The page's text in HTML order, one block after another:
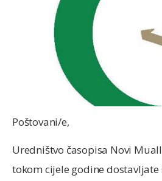
Poštovani/e,
Uredništvo časopisa Novi
tokom cijele godine dostavljate